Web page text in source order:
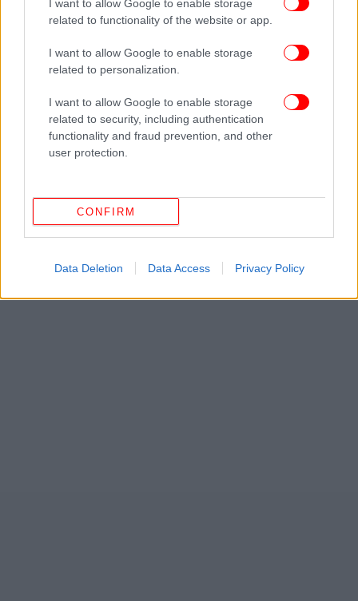
I want to allow Google to enable storage
related to functionality of the website or app.
I want to allow Google to enable storage
related to personalization.
I want to allow Google to enable storage
related to security, including authentication
functionality and fraud prevention, and other
user protection.
CONFIRM
Data Deletion Data Access Privacy Policy
ΔΕΙΤΕ ΕΠΙΣΗΣ